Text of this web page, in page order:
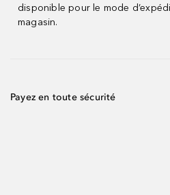
disponible pour le mode
magasin.
Payez en toute sécurité